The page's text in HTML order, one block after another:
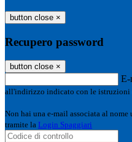
button close ×
Recupero password
button close ×
E-
all'indirizzo indicato con le istruzioni
Non hai una e-mail associata al
tramite la Login Spaggiari